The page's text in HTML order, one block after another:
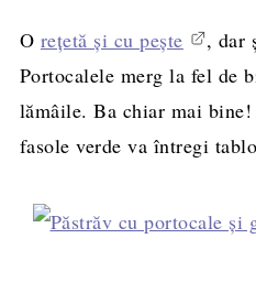
O rețetă și cu pește
, dar
Portocalele merg la fel de
lămâile. Ba chiar mai
fasole verde va întregi